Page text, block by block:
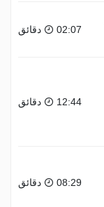
02:07 دقائق
12:44 دقائق
08:29 دقائق